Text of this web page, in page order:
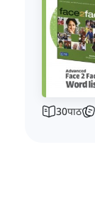
30पाठ